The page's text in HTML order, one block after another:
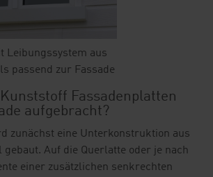
Leibungssystem aus
passend zur Fassade
Fassadenplatten
aufgebracht?
zunächst eine Unterkonstruktion aus
gebaut. Auf die Querlatte oder je nach
einer zusätzlichen senkrechten